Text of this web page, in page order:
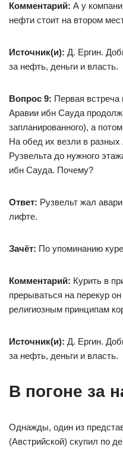
Комментарий: А у
нефти стоит на втором
Источник(и): Д. Ергин.
за нефть, деньги и власть.
Вопрос 9: Первая встреча
Аравии ибн Сауда
запланированного), а
На обед их везли в
Рузвельта до нужного
ибн Сауда. Почему?
Ответ: Рузвельт жал
лифте.
Зачёт: По упоминанию
Комментарий: Курить в
прерываться на перекур
религиозным принципам
Источник(и): Д. Ергин.
за нефть, деньги и власть.
В погоне за
Однажды, один из
(Австрийской) скупил по